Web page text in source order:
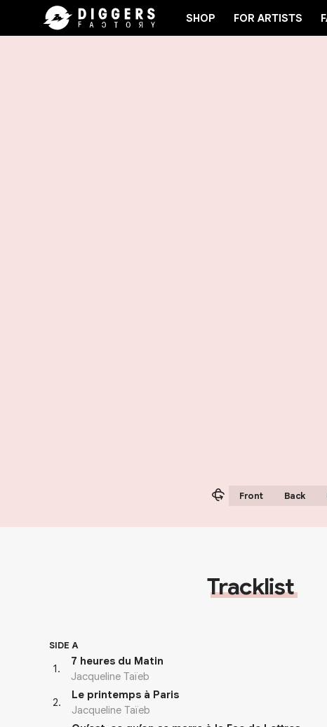
SHOP FOR ARTISTS
Front Back
Tracklist
SIDE A
1.
7 heures du Matin
Jacqueline Taïeb
2.
Le printemps à Paris
Jacqueline Taïeb